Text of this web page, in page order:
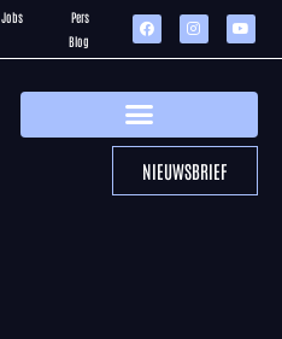
Jobs
Pers
Blog
NIEUWSBRIEF